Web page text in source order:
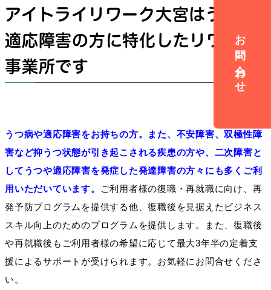
アイトライリワーク大宮はうつや
適応障害の方に特化したリワーク
事業所です
うつ病や適応障害をお持ちの方。また、不安障害、双極性障
害など抑うつ状態が引き起こされる疾患の方や、二次障害と
してうつや適応障害を発症した発達障害の方々にも多くご利
用いただいています。
ご利用者様の復職・再就職に向け、再
発予防プログラムを提供する他、復職後を見据えたビジネス
スキル向上のためのプログラムを提供します。また、復職後
や再就職後もご利用者様の希望に応じて最大3年半の定着支
援によるサポートが受けられます。お気軽にお問合せくださ
い。
お問い合わせ